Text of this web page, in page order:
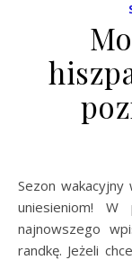
Sezon wakacyjny w pełni, a to sprzyja przecież miłosnym
uniesieniom!
najnowszego
randkę. Jeżeli